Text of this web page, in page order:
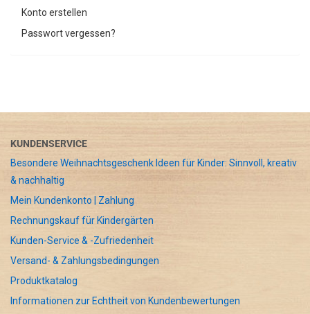
Konto erstellen
Passwort vergessen?
KUNDENSERVICE
Besondere Weihnachtsgeschenk Ideen für Kinder: Sinnvoll, kreativ
& nachhaltig
Mein Kundenkonto | Zahlung
Rechnungskauf für Kindergärten
Kunden-Service & -Zufriedenheit
Versand- & Zahlungsbedingungen
Produktkatalog
Informationen zur Echtheit von Kundenbewertungen